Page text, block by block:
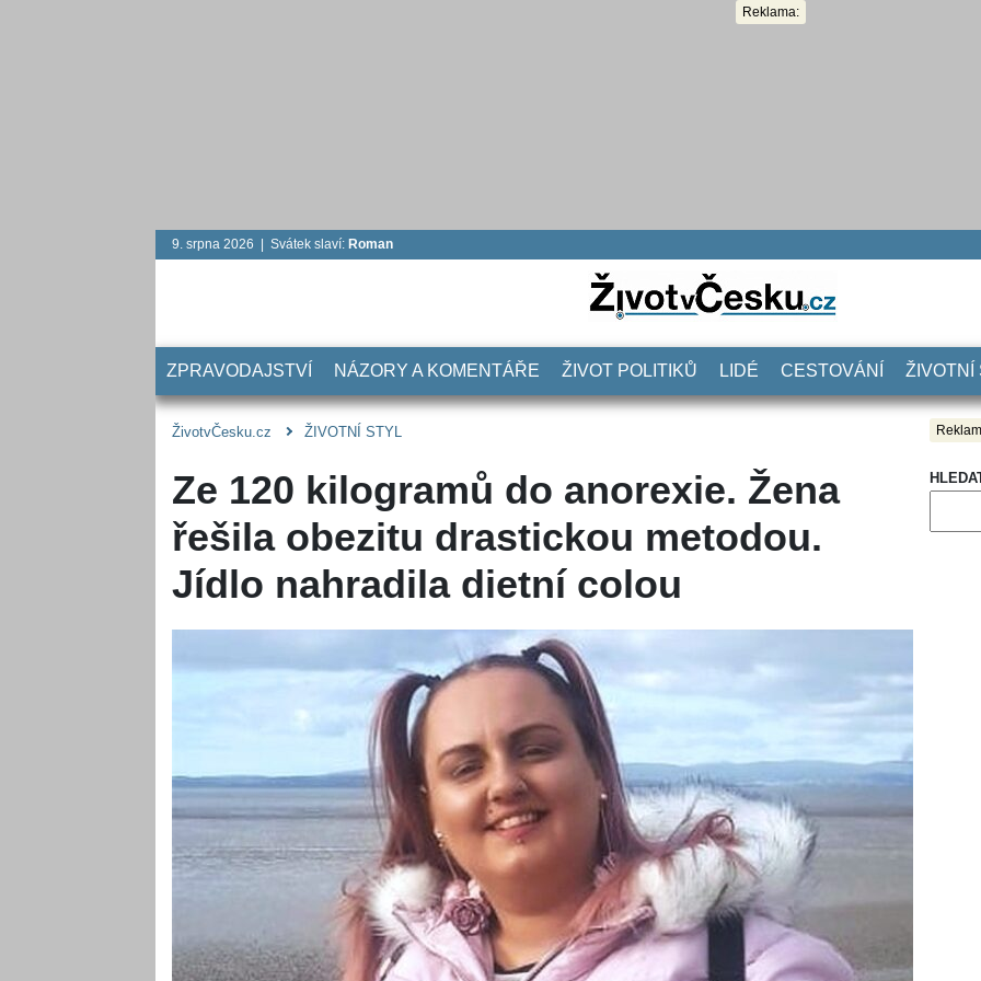
Reklama:
9. srpna 2026 | Svátek slaví: Roman
ZPRAVODAJSTVÍ NÁZORY A KOMENTÁŘE ŽIVOT POLITIKŮ LIDÉ CESTOVÁNÍ ŽIVOTNÍ
ŽivotvČesku.cz ŽIVOTNÍ STYL
Ze 120 kilogramů do anorexie. Žena
řešila obezitu drastickou metodou.
Jídlo nahradila dietní colou